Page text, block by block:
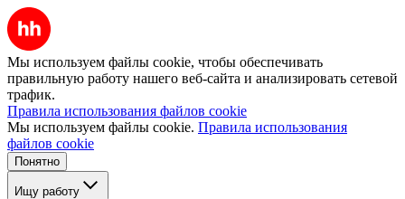
Мы используем файлы cookie, чтобы обеспечивать
правильную работу нашего веб-сайта и анализировать сетевой
трафик.
Правила использования файлов cookie
Мы используем файлы cookie. Правила использования
файлов cookie
Понятно
Ищу работу